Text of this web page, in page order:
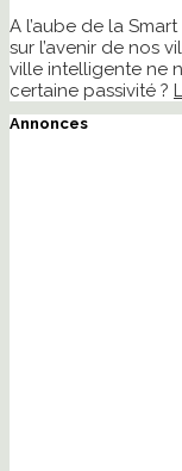
A l’aube de la
sur l’avenir de nos
ville intelligente ne
certaine passivité ?
Annonces